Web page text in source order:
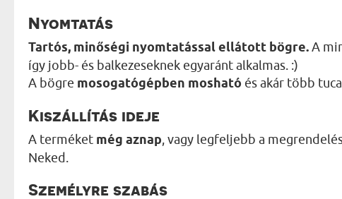
Nyomtatás
Tartós, minőségi nyomtatással ellátott bögre.A
így jobb- és balkezeseknek egyaránt alkalmas. :)
A bögre mosogatógépben mosható és akár több
Kiszállítás ideje
A terméket még aznap, vagy legfeljebb a
Neked.
Személyre szabás